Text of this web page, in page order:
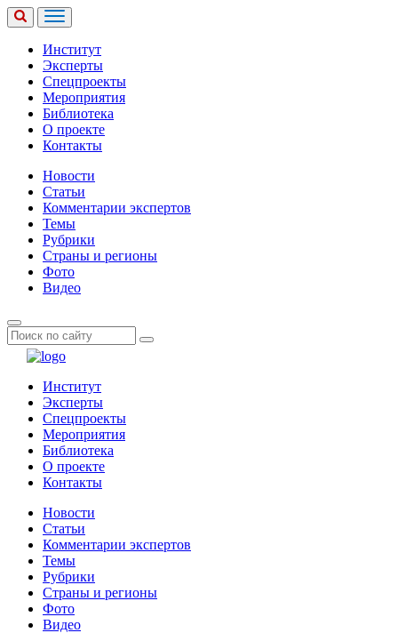
Институт
Эксперты
Спецпроекты
Мероприятия
Библиотека
О проекте
Контакты
Новости
Статьи
Комментарии экспертов
Темы
Рубрики
Страны и регионы
Фото
Видео
Институт
Эксперты
Спецпроекты
Мероприятия
Библиотека
О проекте
Контакты
Новости
Статьи
Комментарии экспертов
Темы
Рубрики
Страны и регионы
Фото
Видео